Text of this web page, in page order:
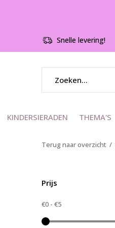
KINDERSIERADEN THEMA'S
Snelle levering!
Terug naar overzicht
Prijs
€0 - €5